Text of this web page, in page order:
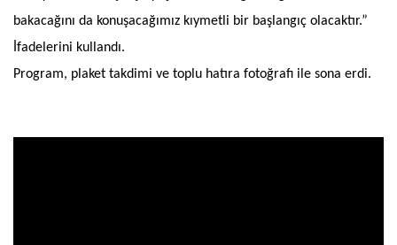
bakacağını da konuşacağımız kıymetli bir başlangıç olacaktır.”
İfadelerini kullandı.
Program, plaket takdimi ve toplu hatıra fotoğrafı ile sona erdi.